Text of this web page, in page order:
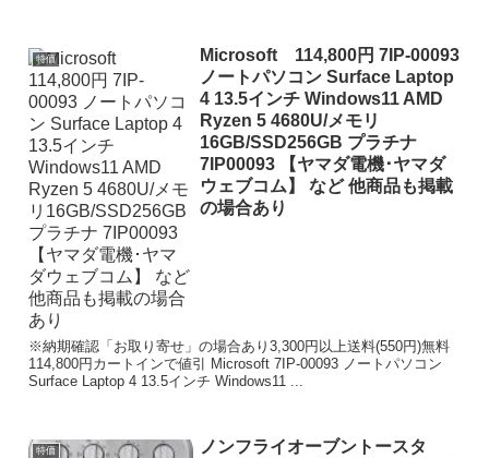
特価
Microsoft 114,800円 7IP-00093
ノートパソコン Surface Laptop
4 13.5インチ Windows11 AMD
Ryzen 5 4680U/メモリ
16GB/SSD256GB プラチナ
7IP00093 【ヤマダ電機･ヤマダ
ウェブコム】 など 他商品も掲載
の場合あり
※納期確認「お取り寄せ」の場合あり3,300円以上送料(550円)無料
114,800円カートインで値引 Microsoft 7IP-00093 ノートパソコン
Surface Laptop 4 13.5インチ Windows11 ...
特価
ノンフライオーブントースタ